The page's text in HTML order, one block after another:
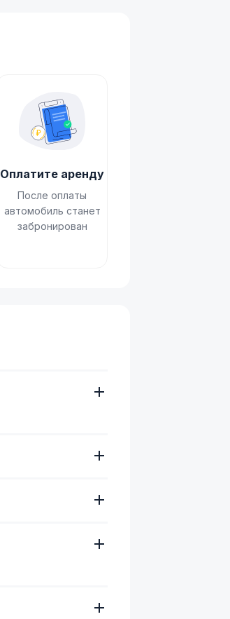
Оплатите аренду
После оплаты
автомобиль станет
забронирован